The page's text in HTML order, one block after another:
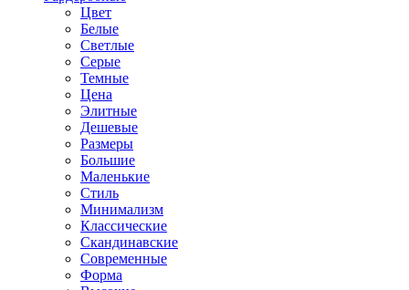
Цвет
Белые
Светлые
Серые
Темные
Цена
Элитные
Дешевые
Размеры
Большие
Маленькие
Стиль
Минимализм
Классические
Скандинавские
Современные
Форма